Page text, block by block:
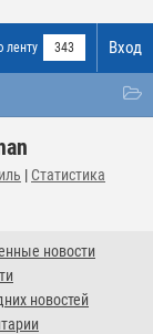
Вход
ленту 343
| Статистика
новости
новостей